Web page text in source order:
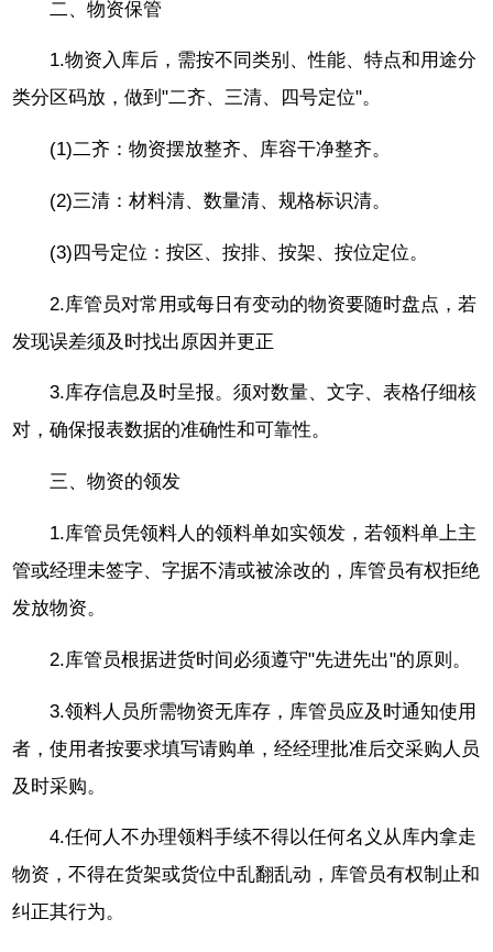
二、物资保管
1.物资入库后，需按不同类别、性能、特点和用途分
类分区码放，做到"二齐、三清、四号定位"。
(1)二齐：物资摆放整齐、库容干净整齐。
(2)三清：材料清、数量清、规格标识清。
(3)四号定位：按区、按排、按架、按位定位。
2.库管员对常用或每日有变动的物资要随时盘点，若
发现误差须及时找出原因并更正
3.库存信息及时呈报。须对数量、文字、表格仔细核
对，确保报表数据的准确性和可靠性。
三、物资的领发
1.库管员凭领料人的领料单如实领发，若领料单上主
管或经理未签字、字据不清或被涂改的，库管员有权拒绝
发放物资。
2.库管员根据进货时间必须遵守"先进先出"的原则。
3.领料人员所需物资无库存，库管员应及时通知使用
者，使用者按要求填写请购单，经经理批准后交采购人员
及时采购。
4.任何人不办理领料手续不得以任何名义从库内拿走
物资，不得在货架或货位中乱翻乱动，库管员有权制止和
纠正其行为。